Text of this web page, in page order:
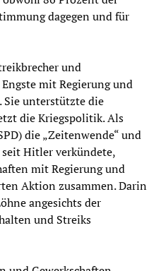
dagegen und für
und
mit Regierung und
Sie unterstützte die
die Kriegspolitik. Als
die „Zeitenwende“ und
Hitler verkündete,
mit Regierung und
Aktion zusammen. Darin
angesichts der
und Streiks